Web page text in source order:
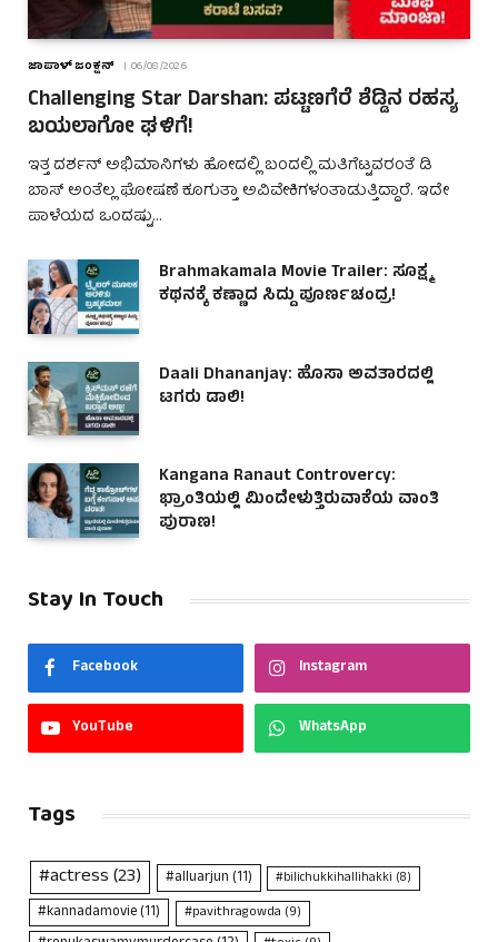
ಜಾಪಾಳ್ ಜಂಕ್ಷನ್ 06/08/2026
Challenging Star Darshan: ಪಟ್ಟಣಗೆರೆ ಶೆಡ್ಡಿನ ರಹಸ್ಯ
ಬಯಲಾಗೋ ಘಳಿಗೆ!
ಇತ್ತ ದರ್ಶನ್ ಅಭಿಮಾನಿಗಳು ಹೋದಲ್ಲಿ ಬಂದಲ್ಲಿ ಮತಿಗೆಟ್ಟವರಂತೆ ಡಿ
ಬಾಸ್ ಅಂತೆಲ್ಲ ಘೋಷಣೆ ಕೂಗುತ್ತಾ ಅವಿವೇಕಿಗಳಂತಾಡುತ್ತಿದ್ದಾರೆ. ಇದೇ
ಪಾಳೆಯದ ಒಂದಷ್ಟು…
Brahmakamala Movie Trailer: ಸೂಕ್ಷ್ಮ
ಕಥನಕ್ಕೆ ಕಣ್ಣಾದ ಸಿದ್ದು ಪೂರ್ಣಚಂದ್ರ!
Daali Dhananjay: ಹೊಸಾ ಅವತಾರದಲ್ಲಿ
ಟಗರು ಡಾಲಿ!
Kangana Ranaut Controvercy:
ಭ್ರಾಂತಿಯಲ್ಲಿ ಮಿಂದೇಳುತ್ತಿರುವಾಕೆಯ ವಾಂತಿ
ಪುರಾಣ!
Stay In Touch
Facebook Instagram
YouTube WhatsApp
Tags
#actress(23) #alluarjun(11) #bilichukkihallihakki (8)
#kannadamovie(11) #pavithragowda (9)